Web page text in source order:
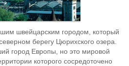
швейцарским городом, который
берегу Цюрихского озера.
город Европы, но это мировой
которого сосредоточено